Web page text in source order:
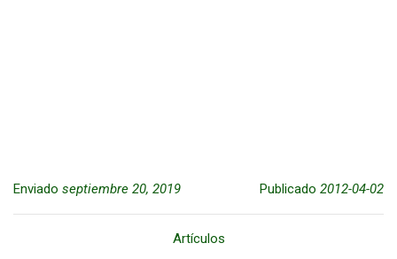
Enviado septiembre 20, 2019 Publicado 2012-04-02
Artículos